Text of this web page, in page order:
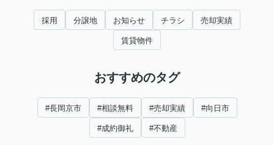
採用 分譲地 お知らせ チラシ 売却実績
賃貸物件
おすすめのタグ
#長岡京市 #相談無料 #売却実績 #向日市
#成約御礼 #不動産